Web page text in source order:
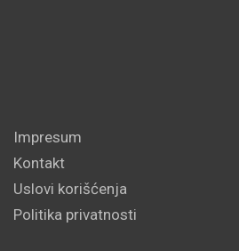
Impresum
Kontakt
Uslovi korišćenja
Politika privatnosti